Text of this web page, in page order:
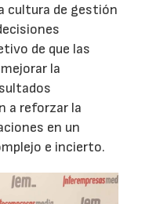
cultura de gestión
de que las
la
a reforzar la
en un
e incierto.